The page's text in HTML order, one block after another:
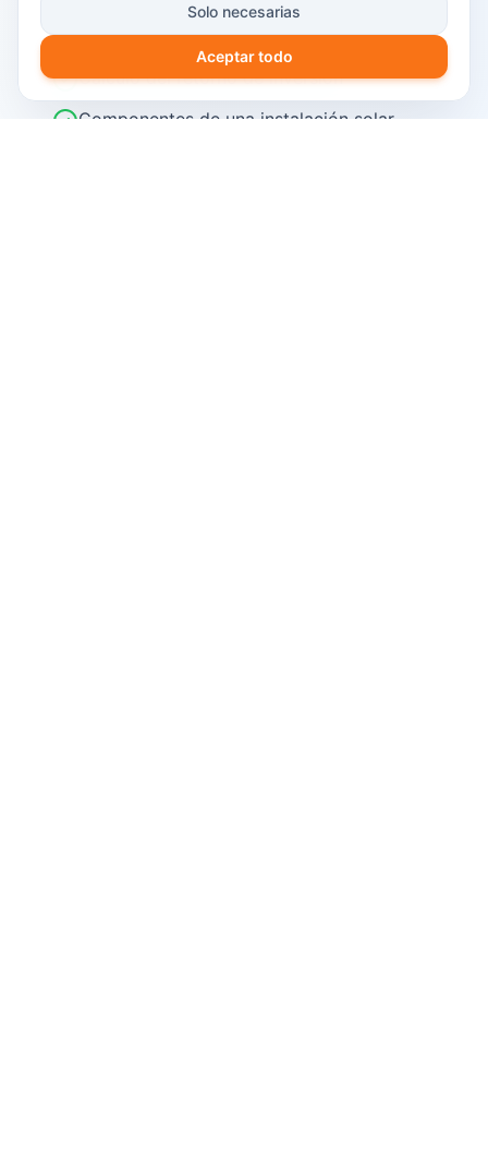
Ayudas y subvenciones disponibles en
2026
Cálculo del retorno de inversión
Componentes de una instalación solar
Solo necesarias
Aceptar todo